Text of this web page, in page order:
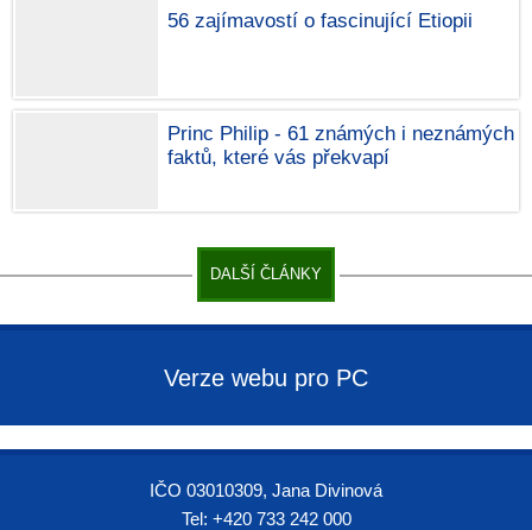
56 zajímavostí o fascinující Etiopii
Princ Philip - 61 známých i neznámých
faktů, které vás překvapí
DALŠÍ ČLÁNKY
Verze webu pro PC
IČO 03010309, Jana Divinová
Tel: +420 733 242 000